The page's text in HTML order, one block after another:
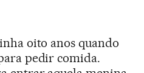
oito anos quando
pedir comida.